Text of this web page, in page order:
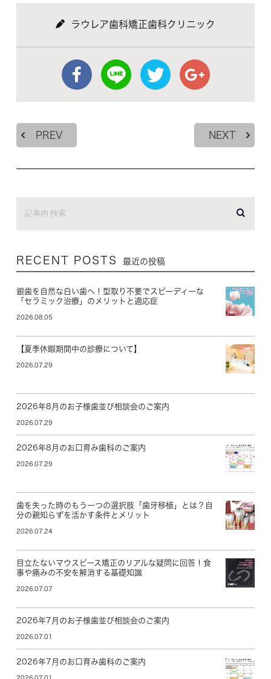
ラウレア歯科矯正歯科クリニック
PREV NEXT
RECENT POSTS 最近の投稿
銀歯を自然な白い歯へ！型取り不要でスピーディーな
「セラミック治療」のメリットと適応症
2026.08.05
【夏季休暇期間中の診療について】
2026.07.29
2026年8月のお子様歯並び相談会のご案内
2026.07.29
2026年8月のお口育み歯科のご案内
2026.07.29
歯を失った時のもう一つの選択肢「歯牙移植」とは？自
分の親知らずを活かす条件とメリット
2026.07.24
目立たないマウスピース矯正のリアルな疑問に回答！食
事や痛みの不安を解消する基礎知識
2026.07.07
2026年7月のお子様歯並び相談会のご案内
2026.07.01
2026年7月のお口育み歯科のご案内
2026.07.01